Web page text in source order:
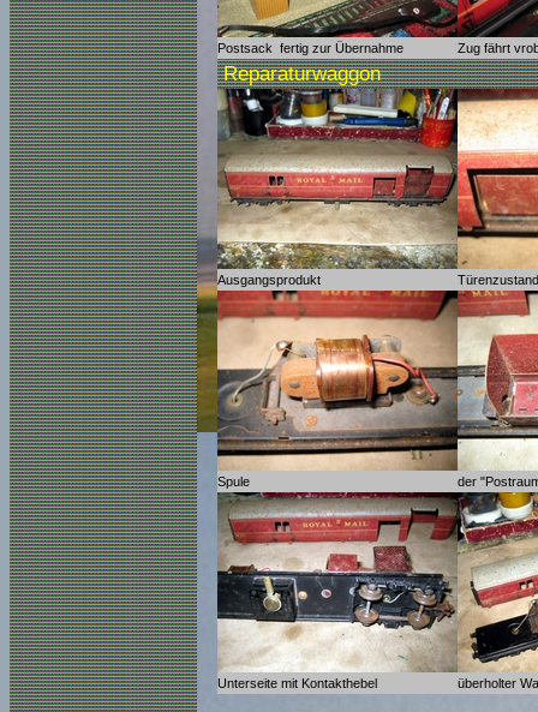
Postsack fertig zur Übernahme Zug fährt
Reparaturwaggon
Ausgangsprodukt Türenzustand
Spule der
Unterseite mit Kontakthebel überholter